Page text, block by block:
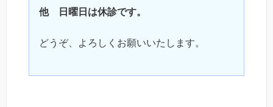
他 日曜日は休診です。
どうぞ、よろしくお願いいたします。